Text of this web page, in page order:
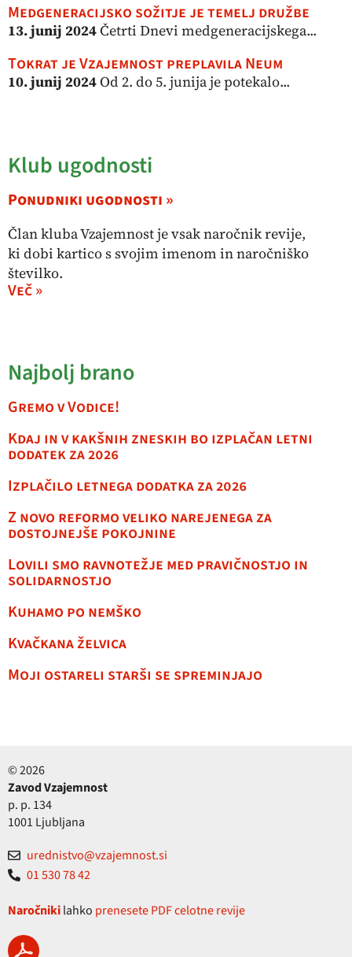
Medgeneracijsko sožitje je temelj družbe
13. junij 2024Četrti Dnevi medgeneracijskega...
Tokrat je Vzajemnost preplavila Neum
10. junij 2024Od 2. do 5. junija je potekalo...
Klub ugodnosti
Ponudniki ugodnosti »
Član kluba Vzajemnost je vsak naročnik revije,
ki dobi kartico s svojim imenom in naročniško
številko.
Več »
Najbolj brano
Gremo v Vodice!
Kdaj in v kakšnih zneskih bo izplačan letni
dodatek za 2026
Izplačilo letnega dodatka za 2026
Z novo reformo veliko narejenega za
dostojnejše pokojnine
Lovili smo ravnotežje med pravičnostjo in
solidarnostjo
Kuhamo po nemško
Kvačkana želvica
Moji ostareli starši se spreminjajo
© 2026
Zavod Vzajemnost
p. p. 134
1001 Ljubljana
urednistvo@vzajemnost.si
01 530 78 42
Naročnikilahko prenesete PDF celotne revije